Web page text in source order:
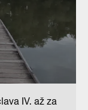
IV. až za